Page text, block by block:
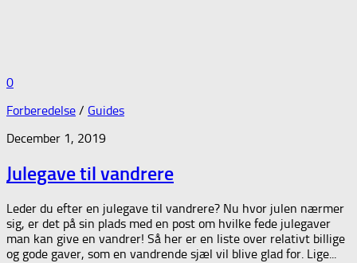
0
Forberedelse / Guides
December 1, 2019
Julegave til vandrere
Leder du efter en julegave til vandrere? Nu hvor julen nærmer
sig, er det på sin plads med en post om hvilke fede julegaver
man kan give en vandrer! Så her er en liste over relativt billige
og gode gaver, som en vandrende sjæl vil blive glad for. Lige...